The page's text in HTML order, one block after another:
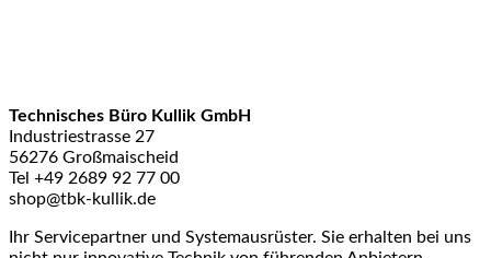
Technisches Büro Kullik GmbH
Industriestrasse 27
56276 Großmaischeid
Tel +49 2689 92 77 00
shop@tbk-kullik.de
Ihr Servicepartner und Systemausrüster. Sie erhalten bei uns